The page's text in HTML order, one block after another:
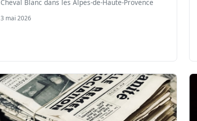
Cheval Blanc dans les Alpes-de-Haute-Provence
3 mai 2026